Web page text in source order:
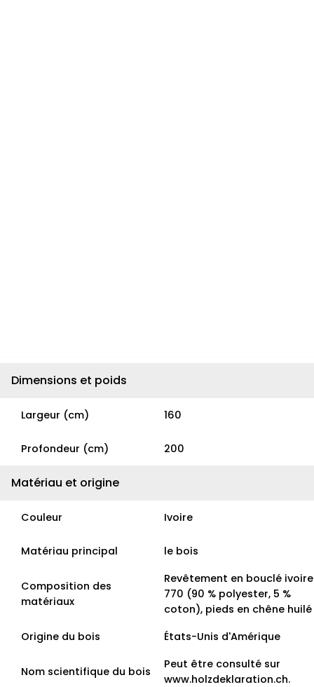
Dimensions et poids
Largeur (cm) 160
Profondeur (cm) 200
Matériau et origine
Couleur Ivoire
Matériau principal le bois
Composition des
matériaux
Revêtement en bouclé ivoire
770 (90 % polyester, 5 %
coton), pieds en chêne huilé
Origine du bois
États-Unis d'Amérique
Nom scientifique du bois
Peut être consulté sur
www.holzdeklaration.ch.